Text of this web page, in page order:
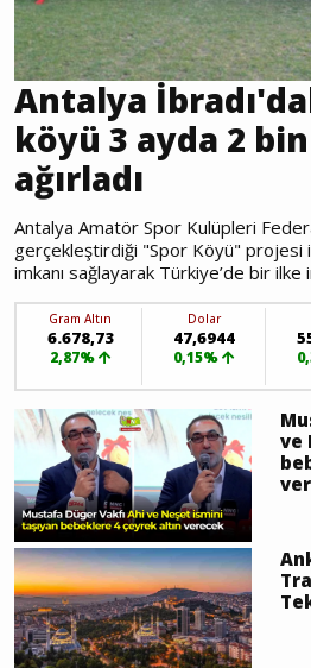
Antalya
köyü 3 ayda 2
ağırladı
Antalya Amatör Spor Kulüpleri
gerçekleştirdiği "Spor Köyü" projesi
imkanı sağlayarak Türkiye’de bir ilke
Gram Altın
6.678,73
2,87%
Dolar
47,6944
0,15%
ve